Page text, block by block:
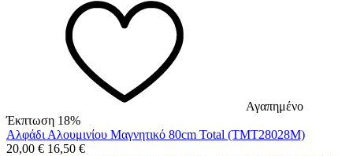
Αγαπημένο
Έκπτωση 18%
Αλφάδι Αλουμινίου Μαγνητικό 80cm Total (TMT28028M)
20,00 € 16,50 €